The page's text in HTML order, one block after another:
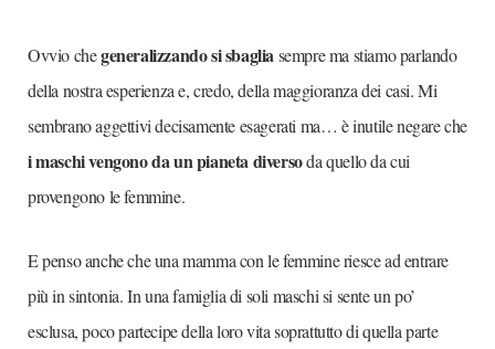
Ovvio chegeneralizzando si sbagliasempre ma stiamo parlando
della nostra esperienza e, credo, della maggioranza dei casi. Mi
sembrano aggettivi decisamente esagerati ma… è inutile negare che
i maschi vengono da un pianeta diversoda quello da cui
provengono le femmine.
E penso anche che una mamma con le femmine riesce ad entrare
più in sintonia. In una famiglia di soli maschi si sente un po’
esclusa, poco partecipe della loro vita soprattutto di quella parte